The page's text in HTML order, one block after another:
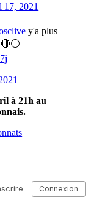
17, 2021
y'a plus
🔴⚪
à 21h au